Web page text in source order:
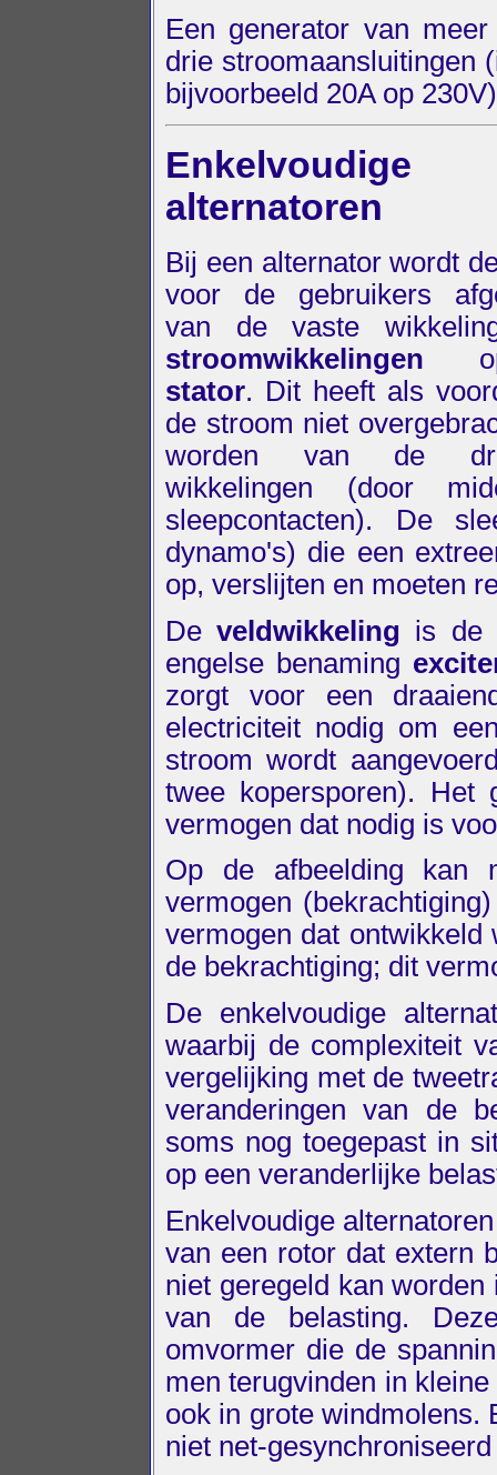
Een generator van
drie stroomaansluitingen
bijvoorbeeld 20A op
Enkelvoudige
alternatoren
Bij een alternator wordt
voor de gebruikers
van de vaste
stroomwikkelingen
stator. Dit heeft als
de stroom niet
worden van de
wikkelingen (door
sleepcontacten). De
dynamo's) die een
op, verslijten en moeten
Develdwikkeling is de
engelse benaming
zorgt voor een
electriciteit nodig om
stroom wordt
twee kopersporen). Het
vermogen dat nodig is
Op de afbeelding kan
vermogen
vermogen dat
de bekrachtiging; dit
De enkelvoudige
waarbij de complexiteit
vergelijking met de
veranderingen van de
soms nog toegepast in
op een veranderlijke
Enkelvoudige
van een rotor dat extern
niet geregeld kan
van de belasting.
omvormer die de
men terugvinden in
ook in grote windmolens.
niet net-